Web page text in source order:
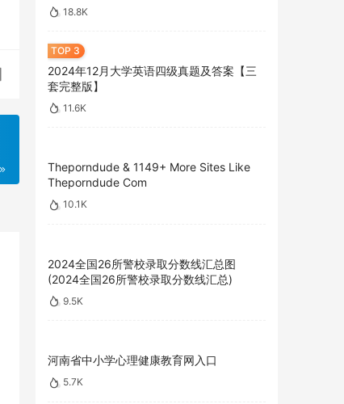
18.8K
2024年12月大学英语四级真题及答案【三
套完整版】
11.6K
Theporndude & 1149+ More Sites Like
Theporndude Com
10.1K
2024全国26所警校录取分数线汇总图
(2024全国26所警校录取分数线汇总)
9.5K
河南省中小学心理健康教育网入口
5.7K